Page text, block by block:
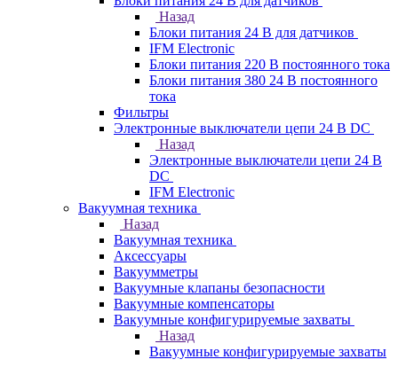
Назад
Блоки питания 24 В для датчиков
IFM Electronic
Блоки питания 220 В постоянного тока
Блоки питания 380 24 В постоянного
тока
Фильтры
Электронные выключатели цепи 24 В DC
Назад
Электронные выключатели цепи 24 В
DC
IFM Electronic
Вакуумная техника
Назад
Вакуумная техника
Аксессуары
Вакуумметры
Вакуумные клапаны безопасности
Вакуумные компенсаторы
Вакуумные конфигурируемые захваты
Назад
Вакуумные конфигурируемые захваты